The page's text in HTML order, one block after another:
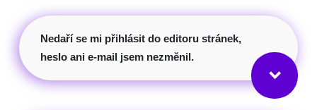
Nedaří se mi přihlásit do editoru stránek,
heslo ani e-mail jsem nezměnil.
keyboard_arrow_down